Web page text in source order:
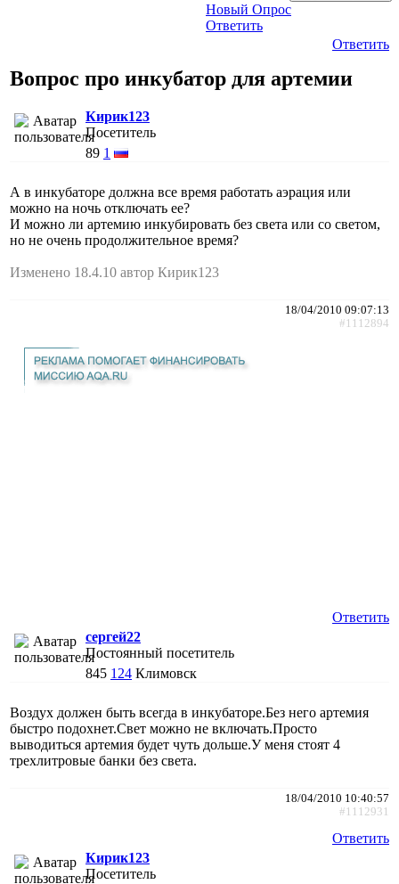
Новый Опрос
Ответить
Ответить
Вопрос про инкубатор для артемии
Кирик123
Посетитель
89 1
А в инкубаторе должна все время работать аэрация или
можно на ночь отключать ее?
И можно ли артемию инкубировать без света или со светом,
но не очень продолжительное время?
Изменено 18.4.10 автор Кирик123
18/04/2010 09:07:13
#1112894
Ответить
сергей22
Постоянный посетитель
845 124 Климовск
Воздух должен быть всегда в инкубаторе.Без него артемия
быстро подохнет.Свет можно не включать.Просто
выводиться артемия будет чуть дольше.У меня стоят 4
трехлитровые банки без света.
18/04/2010 10:40:57
#1112931
Ответить
Кирик123
Посетитель